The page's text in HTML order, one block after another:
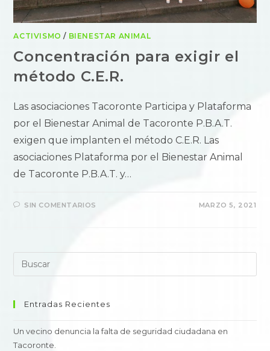
ACTIVISMO / BIENESTAR ANIMAL
Concentración para exigir el
método C.E.R.
Las asociaciones Tacoronte Participa y Plataforma
por el Bienestar Animal de Tacoronte P.B.A.T.
exigen que implanten el método C.E.R. Las
asociaciones Plataforma por el Bienestar Animal
de Tacoronte P.B.A.T. y…
SIN COMENTARIOS MARZO 5, 2021
Entradas Recientes
Un vecino denuncia la falta de seguridad ciudadana en
Tacoronte.